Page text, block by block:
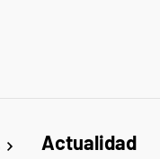
Actualidad